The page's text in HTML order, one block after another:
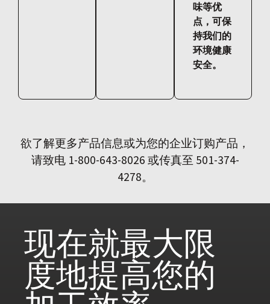
味等优
点，可保
持我们的
环境健康
安全。
欲了解更多产品信息或为您的企业订购产品，
请致电 1-800-643-8026 或传真至 501-374-
4278。
现在就最大限
度地提高您的